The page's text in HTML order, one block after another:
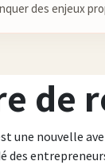
des enjeux
de
une nouvelle
des